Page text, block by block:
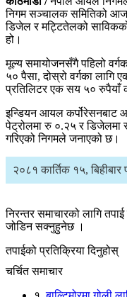
निगम सञ्चालक समितिको
डिजेल र मट्टितेलको
हो।
मूल्य समायोजनसँगै पहिलो
५० पैसा, दोस्रो वर्गका लागि
प्रतिलिटर एक सय ५० रुपैयाँ
इन्डियन आयल कर्पोरेसनबाट
पेट्रोलमा रु ०.२५ र
गरिएको निगमले जनाएको छ।
२०८१ कार्तिक १५, बिहीबार
निरन्तर समाचारको लागि
जोडिन सक्नुहुनेछ ।
तपाईको प्रतिक्रिया दिनुहोस्
चर्चित समाचार